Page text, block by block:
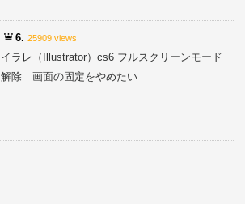
6.25909 views
イラレ（Illustrator）cs6 フルスクリーンモード
解除 画面の固定をやめたい